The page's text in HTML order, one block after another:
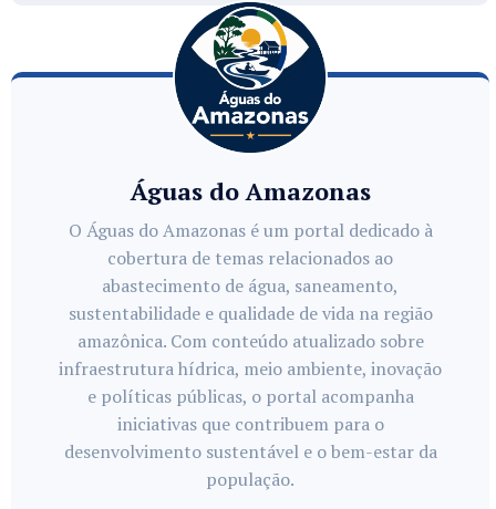
Águas do Amazonas
O Águas do Amazonas é um portal dedicado à
cobertura de temas relacionados ao
abastecimento de água, saneamento,
sustentabilidade e qualidade de vida na região
amazônica. Com conteúdo atualizado sobre
infraestrutura hídrica, meio ambiente, inovação
e políticas públicas, o portal acompanha
iniciativas que contribuem para o
desenvolvimento sustentável e o bem-estar da
população.